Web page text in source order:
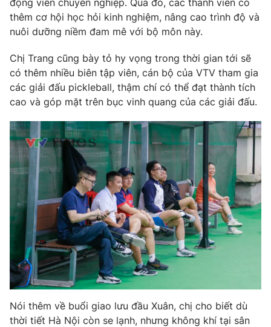
động viên chuyên nghiệp. Qua đó, các thành viên có
thêm cơ hội học hỏi kinh nghiệm, nâng cao trình độ và
nuôi dưỡng niềm đam mê với bộ môn này.
Chị Trang cũng bày tỏ hy vọng trong thời gian tới sẽ
có thêm nhiều biên tập viên, cán bộ của VTV tham gia
các giải đấu pickleball, thậm chí có thể đạt thành tích
cao và góp mặt trên bục vinh quang của các giải đấu.
Nói thêm về buổi giao lưu đầu Xuân, chị cho biết dù
thời tiết Hà Nội còn se lạnh, nhưng không khí tại sân